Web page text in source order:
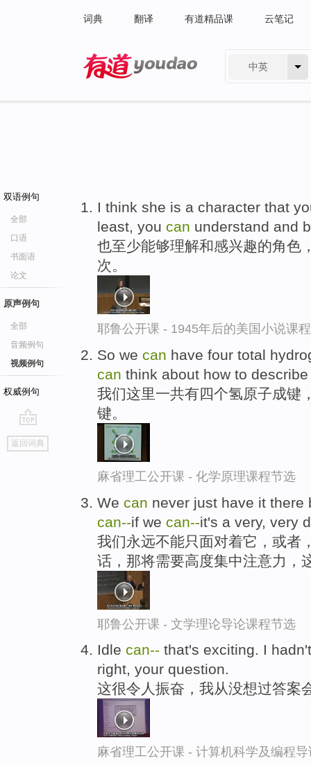
词典 翻译 有道精品课 云笔记
中英
双语例句
全部
口语
书面语
论文
原声例句
全部
音频例句
视频例句
权威例句
go
top
返回词典
I think she is a character that
least, you can understand and
也至少能够理解和感兴趣的角色
次。
耶鲁公开课 - 1945年后的美国小说课
So we can have four total
can think about how to
我们这里一共有四个氢原子成键
键。
麻省理工公开课 - 化学原理课程节选
We can never just have it there
can--if we can--it's a very, very
我们永远不能只面对着它，或者
话，那将需要高度集中注意力，
耶鲁公开课 - 文学理论导论课程节选
Idle can-- that's exciting. I
right, your question.
这很令人振奋，我从没想过答案
麻省理工公开课 - 计算机科学及编程